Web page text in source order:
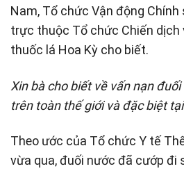
Nam, Tổ chức Vận động
trực thuộc Tổ chức Chiến dịch
thuốc lá Hoa Kỳ cho biết.
Xin bà cho biết về vấn nạn
trên toàn thế giới và đặc biệt
Theo ước của Tổ chức Y tế
vừa qua, đuối nước đã cướp đi